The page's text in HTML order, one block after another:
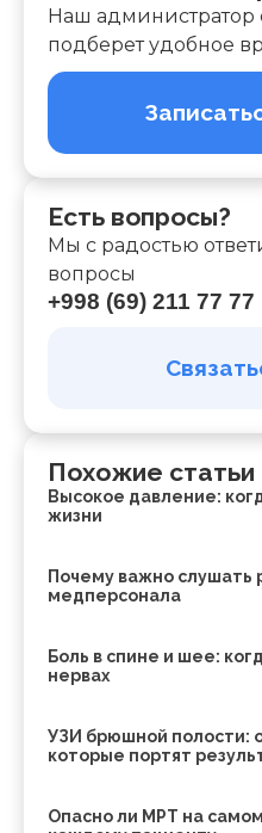
Наш администратор
подберет удобное
Есть вопросы?
Мы с радостью
вопросы
+998 (69) 211 77 77
Похожие статьи
Высокое давление:
жизни
Почему важно слушать
медперсонала
Боль в спине и шее:
нервах
УЗИ брюшной полости:
которые портят
Опасно ли МРТ на